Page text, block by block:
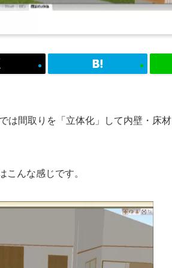
は間取りを「立体化」して内壁・床
こんな感じです。